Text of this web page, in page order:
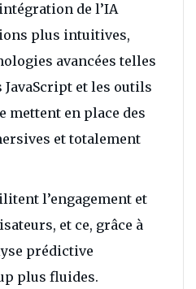
de l’IA
plus intuitives,
avancées telles
et les outils
mettent en place des
et totalement
l’engagement et
et ce, grâce à
prédictive
plus fluides.